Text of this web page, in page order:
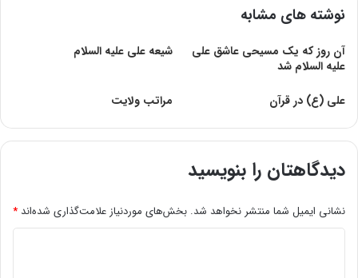
نوشته های مشابه
آن روز که یک مسیحی عاشق علی
علیه السلام شد
شیعه على‏ علیه السلام‏
على (ع) در قرآن‏ مراتب ولایت
دیدگاهتان را بنویسید
نشانی ایمیل شما منتشر نخواهد شد. بخش‌های موردنیاز علامت‌گذاری شده‌اند *